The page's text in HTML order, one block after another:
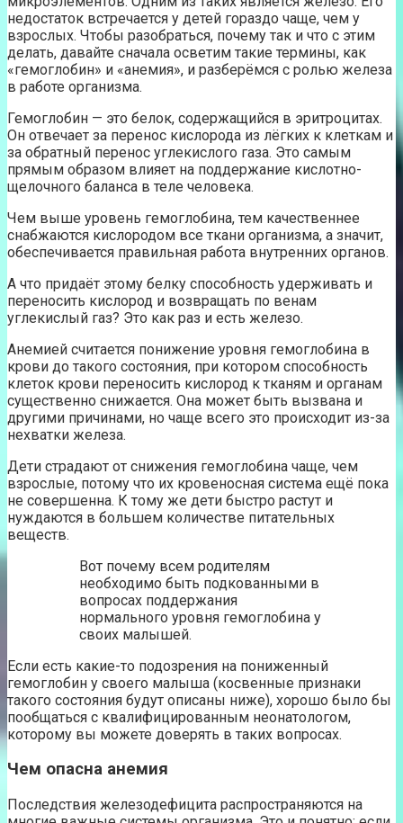
недостаток встречается у детей гораздо чаще, чем у
взрослых. Чтобы разобраться, почему так и что с этим
делать, давайте сначала осветим такие термины, как
«гемоглобин» и «анемия», и разберёмся с ролью железа
в работе организма.
Гемоглобин — это белок, содержащийся в эритроцитах.
Он отвечает за перенос кислорода из лёгких к клеткам и
за обратный перенос углекислого газа. Это самым
прямым образом влияет на поддержание кислотно-
щелочного баланса в теле человека.
Чем выше уровень гемоглобина, тем качественнее
снабжаются кислородом все ткани организма, а значит,
обеспечивается правильная работа внутренних органов.
А что придаёт этому белку способность удерживать и
переносить кислород и возвращать по венам
углекислый газ? Это как раз и есть железо.
Анемией считается понижение уровня гемоглобина в
крови до такого состояния, при котором способность
клеток крови переносить кислород к тканям и органам
существенно снижается. Она может быть вызвана и
другими причинами, но чаще всего это происходит из-за
нехватки железа.
Дети страдают от снижения гемоглобина чаще, чем
взрослые, потому что их кровеносная система ещё пока
не совершенна. К тому же дети быстро растут и
нуждаются в большем количестве питательных
веществ.
Вот почему всем родителям
необходимо быть подкованными в
вопросах поддержания
нормального уровня гемоглобина у
своих малышей.
Если есть какие-то подозрения на пониженный
гемоглобин у своего малыша (косвенные признаки
такого состояния будут описаны ниже), хорошо было бы
пообщаться с квалифицированным неонатологом,
которому вы можете доверять в таких вопросах.
Чем опасна анемия
Последствия железодефицита распространяются на